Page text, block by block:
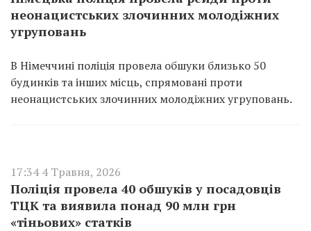
неонацистських злочинних молодіжних
угруповань
В Німеччині поліція провела обшуки близько 50
будинків та інших місць, спрямовані проти
неонацистських злочинних молодіжних угруповань.
17:34 4 Травня, 2026
Поліція провела 40 обшуків у посадовців
ТЦК та виявила понад 90 млн грн
«тіньових» статків